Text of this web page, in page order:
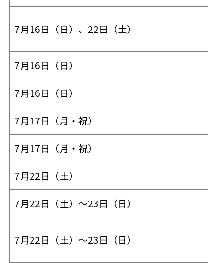
7月16日（日）、22日（土）
7月16日（日）
7月16日（日）
7月17日（月・祝）
7月17日（月・祝）
7月22日（土）
7月22日（土）～23日（日）
7月22日（土）～23日（日）